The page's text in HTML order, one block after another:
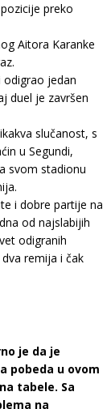
preko
Aitora Karanke
jedan
duel je završen
slučanost, s
u Segundi,
svom stadionu
i dobre partije na
od najslabijih
odigranih
remija i čak
je da je
pobeda u ovom
tabele. Sa
na